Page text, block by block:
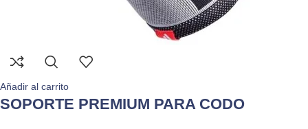
Añadir al carrito
SOPORTE PREMIUM PARA CODO